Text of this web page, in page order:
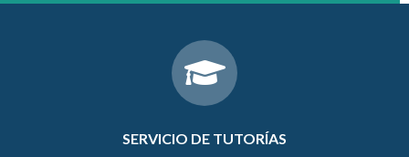
SERVICIO DE TUTORÍAS